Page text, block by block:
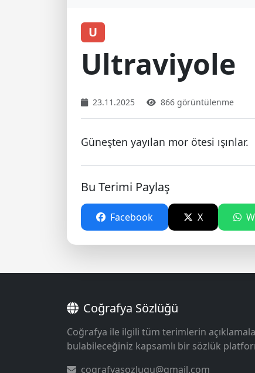
U
Ultraviyole
23.11.2025 866 görüntülenme
Güneşten yayılan mor ötesi ışınlar.
Bu Terimi Paylaş
Facebook X
Coğrafya Sözlüğü
Coğrafya ile ilgili tüm terimlerin
bulabileceğiniz kapsamlı bir sözlük
cografyasozlugu@gmail.com